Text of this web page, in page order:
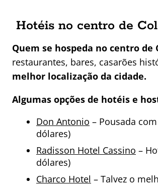
Hotéis no centro de
Quem se hospeda no centro
restaurantes, bares, casarões
melhor localização da cidade.
Algumas opções de hotéis e
Don Antonio – Pousada
dólares)
Radisson Hotel Cassino –
dólares)
Charco Hotel – Talvez o